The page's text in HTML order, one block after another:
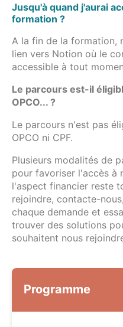
Jusqu'à quand j'aurai
formation ?
A la fin de la formation,
lien vers Notion où le
accessible à tout
Le parcours est-il
OPCO... ?
Le parcours n'est pas
OPCO ni CPF.
Plusieurs modalités de
pour favoriser l'accès à
l'aspect financier reste
rejoindre, contacte-
chaque demande et
trouver des solutions
souhaitent nous
Programme